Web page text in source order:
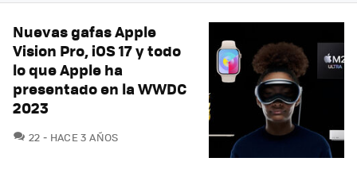
Nuevas gafas Apple
Vision Pro, iOS 17 y todo
lo que Apple ha
presentado en la WWDC
2023
22 COMENTARIOS
HACE 3 AÑOS